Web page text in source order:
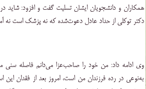
همکاران و دانشجویان ایشان تسلیت گفت و افزود: شاید
دکتر توکلی از حداد عادل دعوت‌شده که نه پزشک است نه
وی ادامه داد: من خود را صاحب‌عزا می‌دانم فاصله سنی
به‌نوعی در رده فرزندان من است، امروز بعد از فقدان این